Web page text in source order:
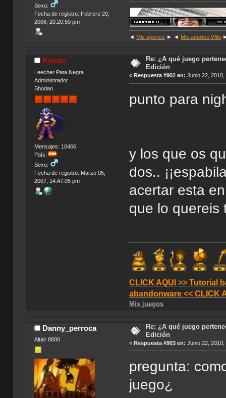
Sexo:
Fecha de registro: Febrero 20,
2006, 20:20:50 pm
◄ Mis aportes ► ◄ Mis aportes Wiki
Kendo
Leecher Pata Negra
Administrador
Shodan
Mensajes: 10466
País:
Sexo:
Fecha de registro: Marzo 05,
2007, 14:47:05 pm
Re: ¿A qué juego
Edición
« Respuesta #902 en: Junio 22,
punto para
y los que os
dos..
acertar esta
que lo
CLICK AQUI >> Tutorial
abandonware << CLICK
Mis juegos
Danny_perroca
Altair 8800
Re: ¿A qué juego
Edición
«Respuesta #903 en: Junio 22,
pregunta:
juego¿